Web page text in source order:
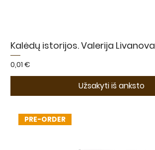
Kalėdų istorijos. Valerija Livanova
Kaina
0,01 €
Užsakyti iš anksto
PRE-ORDER